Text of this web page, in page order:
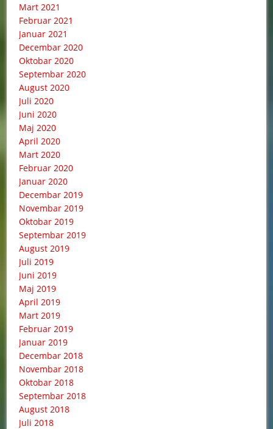
Mart 2021
Februar 2021
Januar 2021
Decembar 2020
Oktobar 2020
Septembar 2020
August 2020
Juli 2020
Juni 2020
Maj 2020
April 2020
Mart 2020
Februar 2020
Januar 2020
Decembar 2019
Novembar 2019
Oktobar 2019
Septembar 2019
August 2019
Juli 2019
Juni 2019
Maj 2019
April 2019
Mart 2019
Februar 2019
Januar 2019
Decembar 2018
Novembar 2018
Oktobar 2018
Septembar 2018
August 2018
Juli 2018